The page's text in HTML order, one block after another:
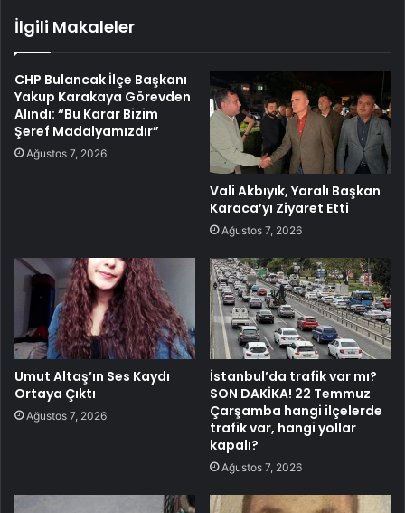
İlgili Makaleler
CHP Bulancak İlçe Başkanı
Yakup Karakaya Görevden
Alındı: “Bu Karar Bizim
Şeref Madalyamızdır”
Ağustos 7, 2026
Vali Akbıyık, Yaralı Başkan
Karaca’yı Ziyaret Etti
Ağustos 7, 2026
Umut Altaş’ın Ses Kaydı
Ortaya Çıktı
Ağustos 7, 2026
İstanbul’da trafik var mı?
SON DAKİKA! 22 Temmuz
Çarşamba hangi ilçelerde
trafik var, hangi yollar
kapalı?
Ağustos 7, 2026